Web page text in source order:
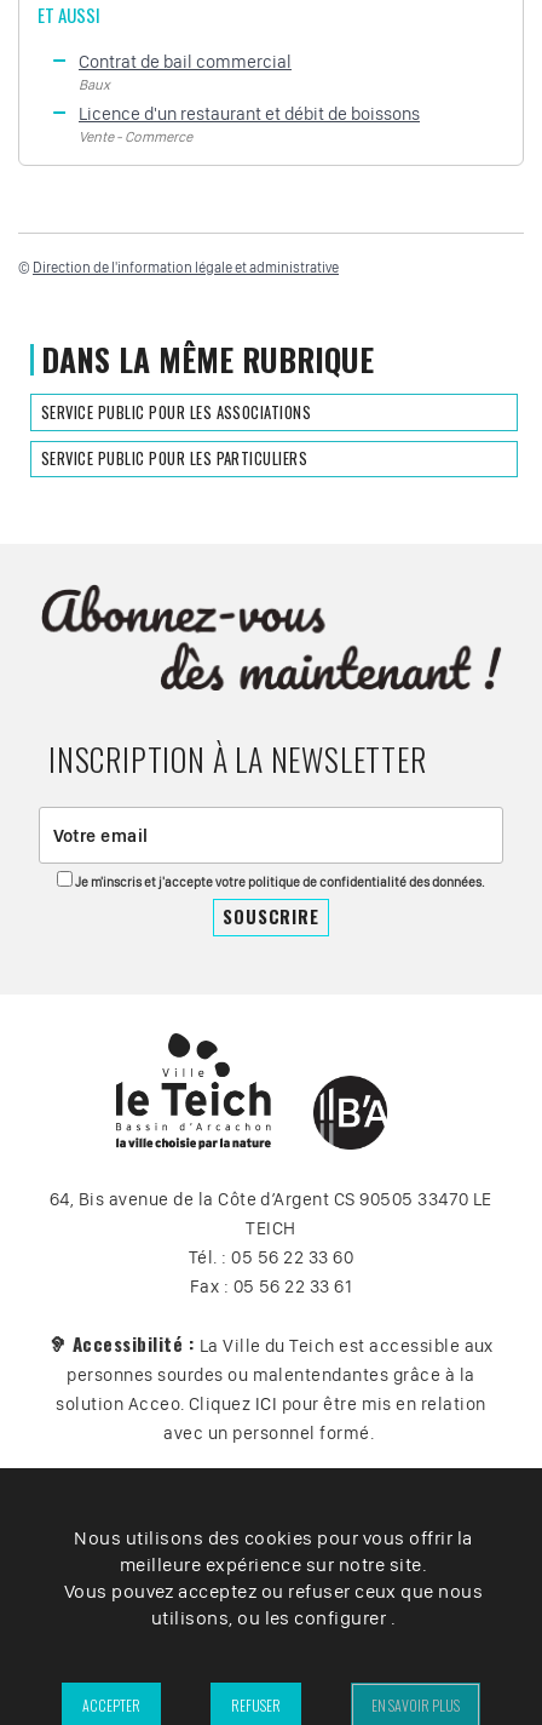
ET AUSSI
Contrat de bail commercial
Baux
Licence d'un restaurant et débit de boissons
Vente - Commerce
© Direction de l'information légale et administrative
DANS LA MÊME RUBRIQUE
SERVICE PUBLIC POUR LES ASSOCIATIONS
SERVICE PUBLIC POUR LES PARTICULIERS
INSCRIPTION À LA NEWSLETTER
Je m'inscris et j'accepte votre politique de confidentialité des données.
64, Bis avenue de la Côte d’Argent CS 90505 33470 LE
TEICH
Tél. : 05 56 22 33 60
Fax : 05 56 22 33 61
🦻 Accessibilité : La Ville du Teich est accessible aux
personnes sourdes ou malentendantes grâce à la
solution Acceo. Cliquez ICI pour être mis en relation
avec un personnel formé.
Plan du site Contact Vos données
Cookies
Accessibilité
– Ville du Teich ©2025 –
Nous utilisons des cookies pour vous offrir la
meilleure expérience sur notre site.
Vous pouvez acceptez ou refuser ceux que nous
utilisons, ou les configurer .
ACCEPTER REFUSER EN SAVOIR PLUS